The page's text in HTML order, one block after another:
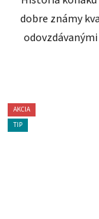
dobre známy
AKCIA
TIP